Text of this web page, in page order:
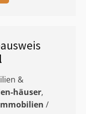
&
häuser,
/